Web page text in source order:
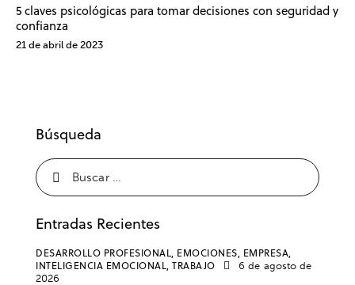
5 claves psicológicas para tomar decisiones con seguridad y
confianza
21 de abril de 2023
Búsqueda
Entradas Recientes
DESARROLLO PROFESIONAL, EMOCIONES, EMPRESA,
INTELIGENCIA EMOCIONAL, TRABAJO
6 de agosto de
2026